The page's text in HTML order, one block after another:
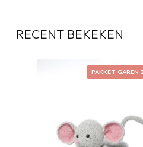
RECENT BEKEKEN
PAKKET GAREN